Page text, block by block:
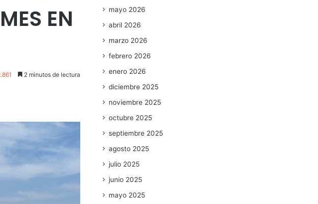
EN
2 minutos de lectura
mayo 2026
abril 2026
marzo 2026
febrero 2026
enero 2026
diciembre 2025
noviembre 2025
octubre 2025
septiembre 2025
agosto 2025
julio 2025
junio 2025
mayo 2025